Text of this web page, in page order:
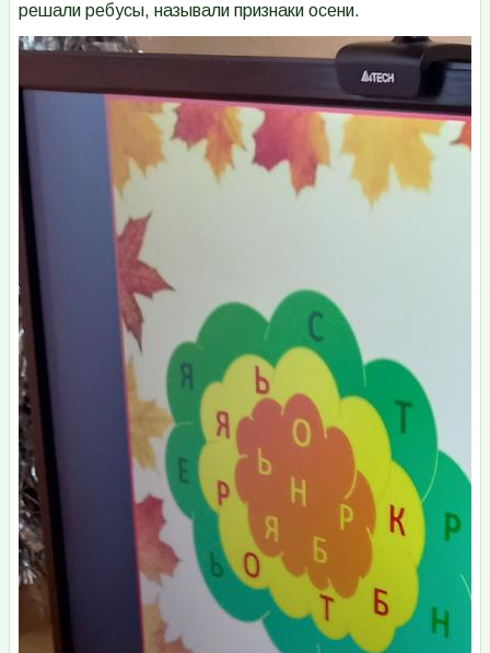
решали ребусы, называли признаки осени.